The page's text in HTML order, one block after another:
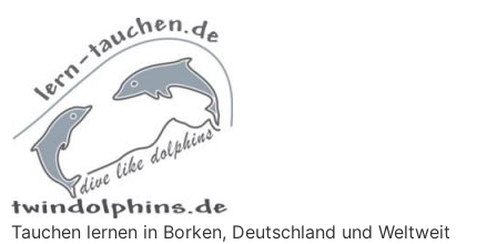
Tauchen lernen in Borken, Deutschland und Weltweit